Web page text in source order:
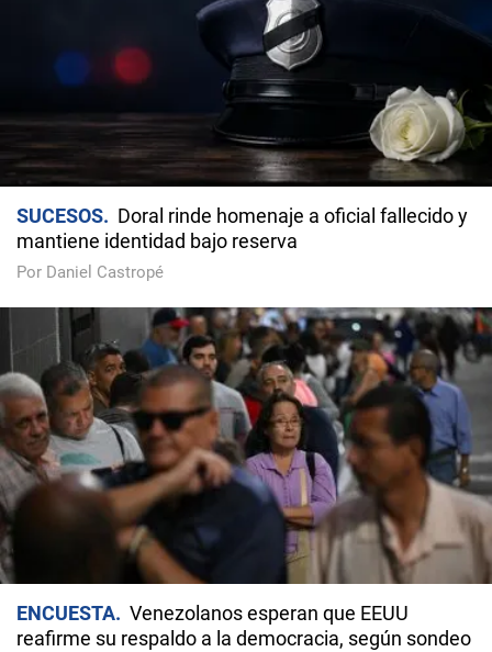
SUCESOS
Doral rinde homenaje a oficial fallecido y
mantiene identidad bajo reserva
Por Daniel Castropé
ENCUESTA
Venezolanos esperan que EEUU
reafirme su respaldo a la democracia, según sondeo